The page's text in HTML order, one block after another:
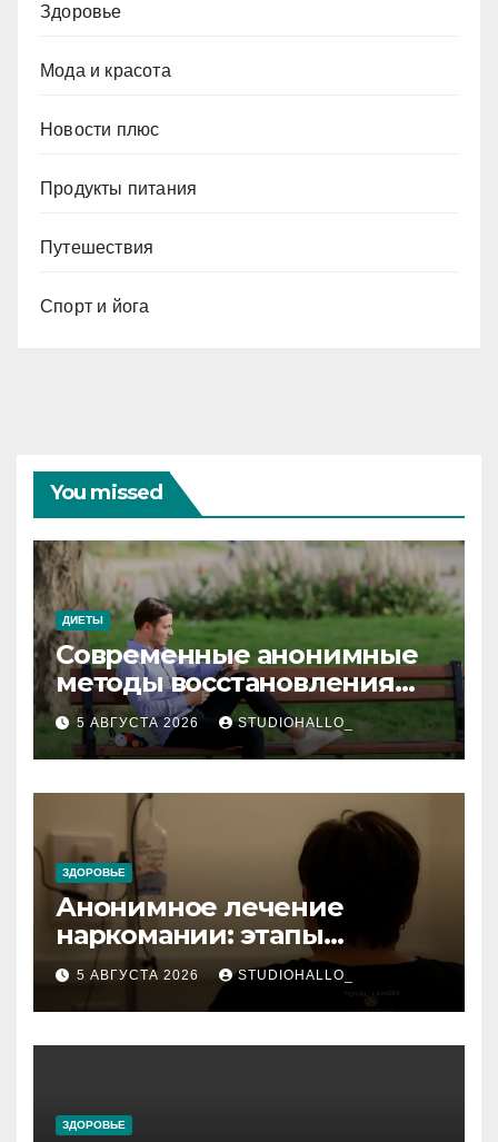
Здоровье
Мода и красота
Новости плюс
Продукты питания
Путешествия
Спорт и йога
You missed
ДИЕТЫ
Современные анонимные
методы восстановления
при алкогольной
зависимости и
персональный подход
5 АВГУСТА 2026 STUDIOHALLO_
ЗДОРОВЬЕ
Анонимное лечение
наркомании: этапы
детоксикации,
реабилитации и УБОД
5 АВГУСТА 2026 STUDIOHALLO_
ЗДОРОВЬЕ